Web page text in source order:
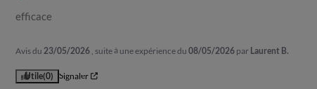
efficace
Avis du 23/05/2026 , suite à une expérience du 08/05/2026 par Laurent B.
Utile(0) Signaler